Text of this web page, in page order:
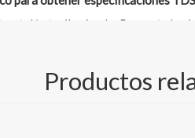
retroiluminada; Pancarta
retroiluminada;Pancarta
Productos